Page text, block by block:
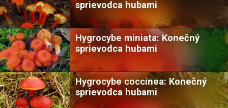
sprievodca hubami
Hygrocybe miniata: Konečný
sprievodca hubami
Hygrocybe coccinea: Konečný
sprievodca hubami